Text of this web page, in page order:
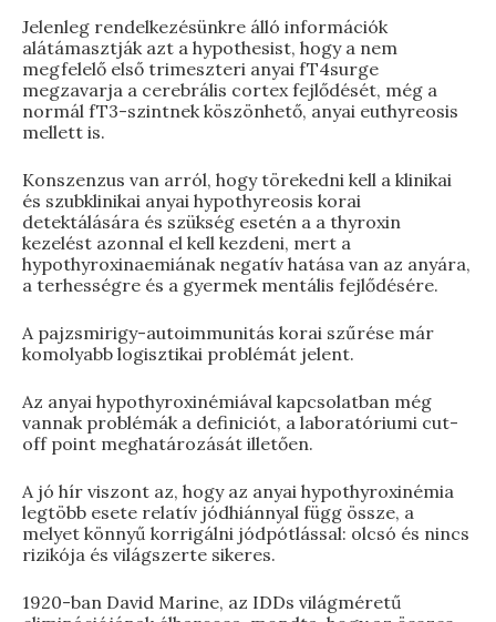
Jelenleg rendelkezésünkre álló információk
alátámasztják azt a hypothesist, hogy a nem
megfelelő első trimeszteri anyai fT4surge
megzavarja a cerebrális cortex fejlődését, még a
normál fT3-szintnek köszönhető, anyai euthyreosis
mellett is.
Konszenzus van arról, hogy törekedni kell a klinikai
és szubklinikai anyai hypothyreosis korai
detektálására és szükség esetén a a thyroxin
kezelést azonnal el kell kezdeni, mert a
hypothyroxinaemiának negatív hatása van az anyára,
a terhességre és a gyermek mentális fejlődésére.
A pajzsmirigy-autoimmunitás korai szűrése már
komolyabb logisztikai problémát jelent.
Az anyai hypothyroxinémiával kapcsolatban még
vannak problémák a definiciót, a laboratóriumi cut-
off point meghatározását illetően.
A jó hír viszont az, hogy az anyai hypothyroxinémia
legtöbb esete relatív jódhiánnyal függ össze, a
melyet könnyű korrigálni jódpótlással: olcsó és nincs
rizikója és világszerte sikeres.
1920-ban David Marine, az IDDs világméretű